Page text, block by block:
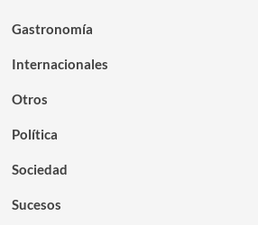
Gastronomía
Internacionales
Otros
Política
Sociedad
Sucesos